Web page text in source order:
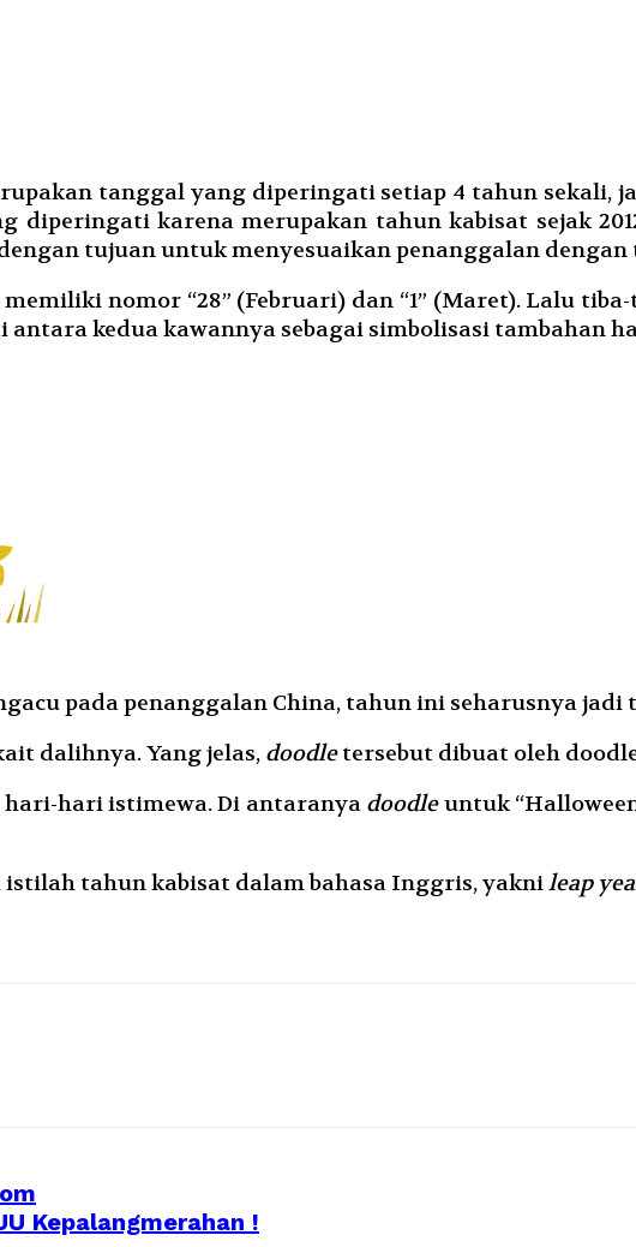
tanggal yang diperingati setiap 4 tahun sekali,
diperingati karena merupakan tahun kabisat sejak
tujuan untuk menyesuaikan penanggalan
nomor “28” (Februari) dan “1” (Maret). Lalu
antara kedua kawannya sebagai simbolisasi tambahan
pada penanggalan China, tahun ini seharusnya
dalihnya. Yang jelas, doodletersebut dibuat oleh
hari istimewa. Di antaranya doodleuntuk
tahun kabisat dalam bahasa Inggris, yaknileap
Kepalangmerahan !